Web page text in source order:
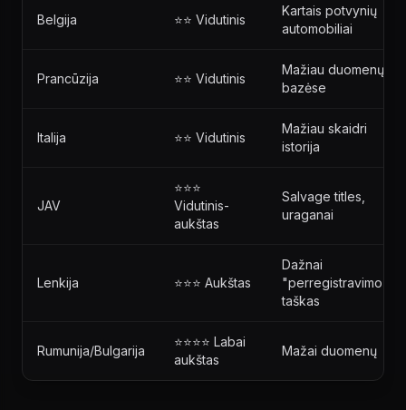
Belgija ⭐⭐ Vidutinis
Kartais potvynių
automobiliai
Prancūzija ⭐⭐ Vidutinis
Mažiau duomenų
bazėse
Italija ⭐⭐ Vidutinis
Mažiau skaidri
istorija
JAV
⭐⭐⭐
Vidutinis-
aukštas
Salvage titles,
uraganai
Lenkija ⭐⭐⭐ Aukštas
Dažnai
"perregistravimo"
taškas
Rumunija/Bulgarija
⭐⭐⭐⭐ Labai
aukštas
Mažai duomenų